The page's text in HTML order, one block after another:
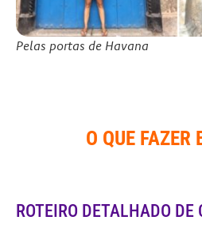
Pelas portas de Havana
O QUE FAZER
ROTEIRO DETALHADO DE